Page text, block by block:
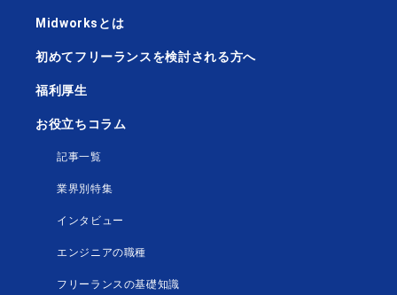
Midworksとは
初めてフリーランスを検討される方へ
福利厚生
お役立ちコラム
記事一覧
業界別特集
インタビュー
エンジニアの職種
フリーランスの基礎知識